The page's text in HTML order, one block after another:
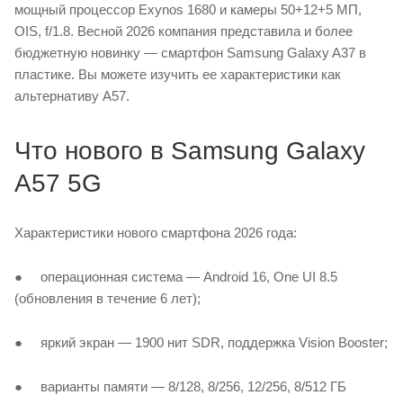
мощный процессор Exynos 1680 и камеры 50+12+5 МП,
OIS, f/1.8. Весной 2026 компания представила и более
бюджетную новинку — смартфон Samsung Galaxy A37 в
пластике. Вы можете изучить ее характеристики как
альтернативу A57.
Что нового в Samsung Galaxy
A57 5G
Характеристики нового смартфона 2026 года:
● операционная система — Android 16, One UI 8.5
(обновления в течение 6 лет);
● яркий экран — 1900 нит SDR, поддержка Vision Booster;
● варианты памяти — 8/128, 8/256, 12/256, 8/512 ГБ